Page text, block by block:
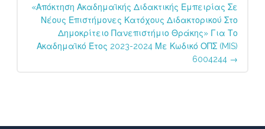
«Απόκτηση Ακαδημαϊκής Διδακτικής Εμπειρίας Σε
Νέους Επιστήμονες Κατόχους Διδακτορικού Στο
Δημοκρίτειο Πανεπιστήμιο Θράκης» Για Το
Ακαδημαϊκό Έτος 2023-2024 Με Κωδικό ΟΠΣ (MIS)
6004244 →